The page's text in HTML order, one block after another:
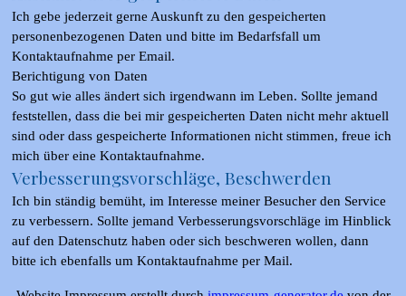
Ich gebe jederzeit gerne Auskunft zu den gespeicherten
personenbezogenen Daten und bitte im Bedarfsfall um
Kontaktaufnahme per Email.
Berichtigung von Daten
So gut wie alles ändert sich irgendwann im Leben. Sollte jemand
feststellen, dass die bei mir gespeicherten Daten nicht mehr aktuell
sind oder dass gespeicherte Informationen nicht stimmen, freue ich
mich über eine Kontaktaufnahme.
Verbesserungsvorschläge, Beschwerden
Ich bin ständig bemüht, im Interesse meiner Besucher den Service
zu verbessern. Sollte jemand Verbesserungsvorschläge im Hinblick
auf den Datenschutz haben oder sich beschweren wollen, dann
bitte ich ebenfalls um Kontaktaufnahme per Mail.